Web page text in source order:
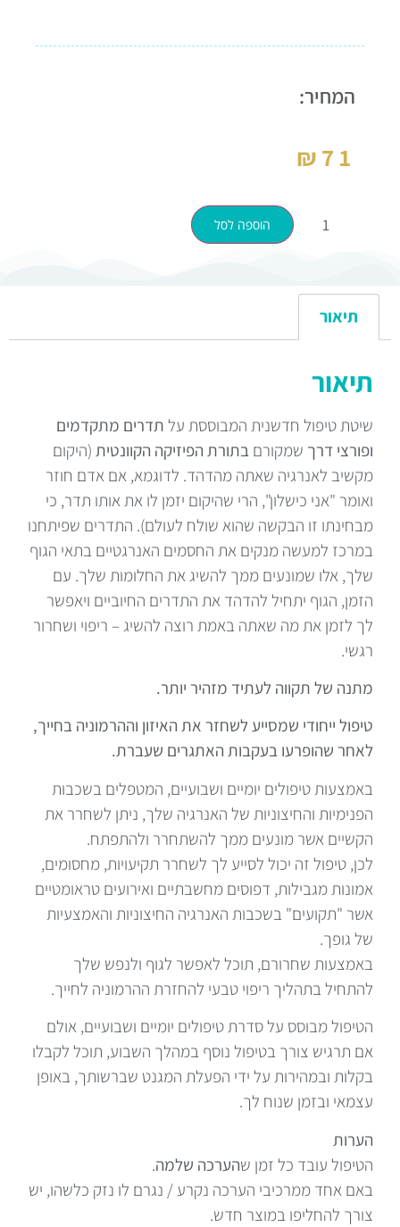
המחיר:
₪71
הוספה לסל
תיאור
תיאור
שיטת טיפול חדשנית המבוססת על תדרים מתקדמים
ופורצי דרך שמקורם בתורת הפיזיקה הקוונטית (היקום
מקשיב לאנרגיה שאתה מהדהד. לדוגמא, אם אדם חוזר
ואומר "אני כישלון", הרי שהיקום יזמן לו את אותו תדר, כי
מבחינתו זו הבקשה שהוא שולח לעולם). התדרים שפיתחנו
במרכז למעשה מנקים את החסמים האנרגטיים בתאי הגוף
שלך, אלו שמונעים ממך להשיג את החלומות שלך. עם
הזמן, הגוף יתחיל להדהד את התדרים החיוביים ויאפשר
לך לזמן את מה שאתה באמת רוצה להשיג – ריפוי ושחרור
רגשי.
מתנה של תקווה לעתיד מזהיר יותר.
טיפול ייחודי שמסייע לשחזר את האיזון וההרמוניה בחייך,
לאחר שהופרעו בעקבות האתגרים שעברת.
באמצעות טיפולים יומיים ושבועיים, המטפלים בשכבות
הפנימיות והחיצוניות של האנרגיה שלך, ניתן לשחרר את
הקשיים אשר מונעים ממך להשתחרר ולהתפתח.
לכן, טיפול זה יכול לסייע לך לשחרר תקיעויות, מחסומים,
אמונות מגבילות, דפוסים מחשבתיים ואירועים טראומטיים
אשר "תקועים" בשכבות האנרגיה החיצוניות והאמצעיות
של גופך.
באמצעות שחרורם, תוכל לאפשר לגוף ולנפש שלך
להתחיל בתהליך ריפוי טבעי להחזרת ההרמוניה לחייך.
הטיפול מבוסס על סדרת טיפולים יומיים ושבועיים, אולם
אם תרגיש צורך בטיפול נוסף במהלך השבוע, תוכל לקבלו
בקלות ובמהירות על ידי הפעלת המגנט שברשותך, באופן
עצמאי ובזמן שנוח לך.
הערות
הטיפול עובד כל זמן שהערכה שלמה.
באם אחד ממרכיבי הערכה נקרע / נגרם לו נזק כלשהו, יש
צורך להחליפו במוצר חדש.